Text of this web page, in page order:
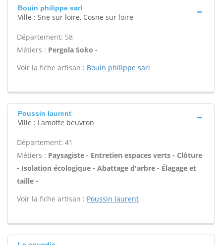
Bouin philippe sarl
Ville : Sne sur loire, Cosne sur loire
Département: 58
Métiers : Pergola Soko -
Voir la fiche artisan : Bouin philippe sarl
Poussin laurent
Ville : Lamotte beuvron
Département: 41
Métiers : Paysagiste - Entretien espaces verts - Clôture
- Isolation écologique - Abattage d'arbre - Élagage et
taille -
Voir la fiche artisan : Poussin laurent